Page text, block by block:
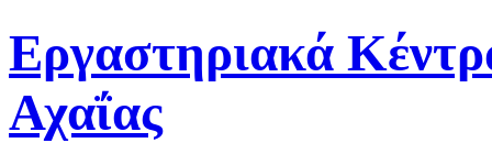
Εργαστηριακά
Αχαΐας